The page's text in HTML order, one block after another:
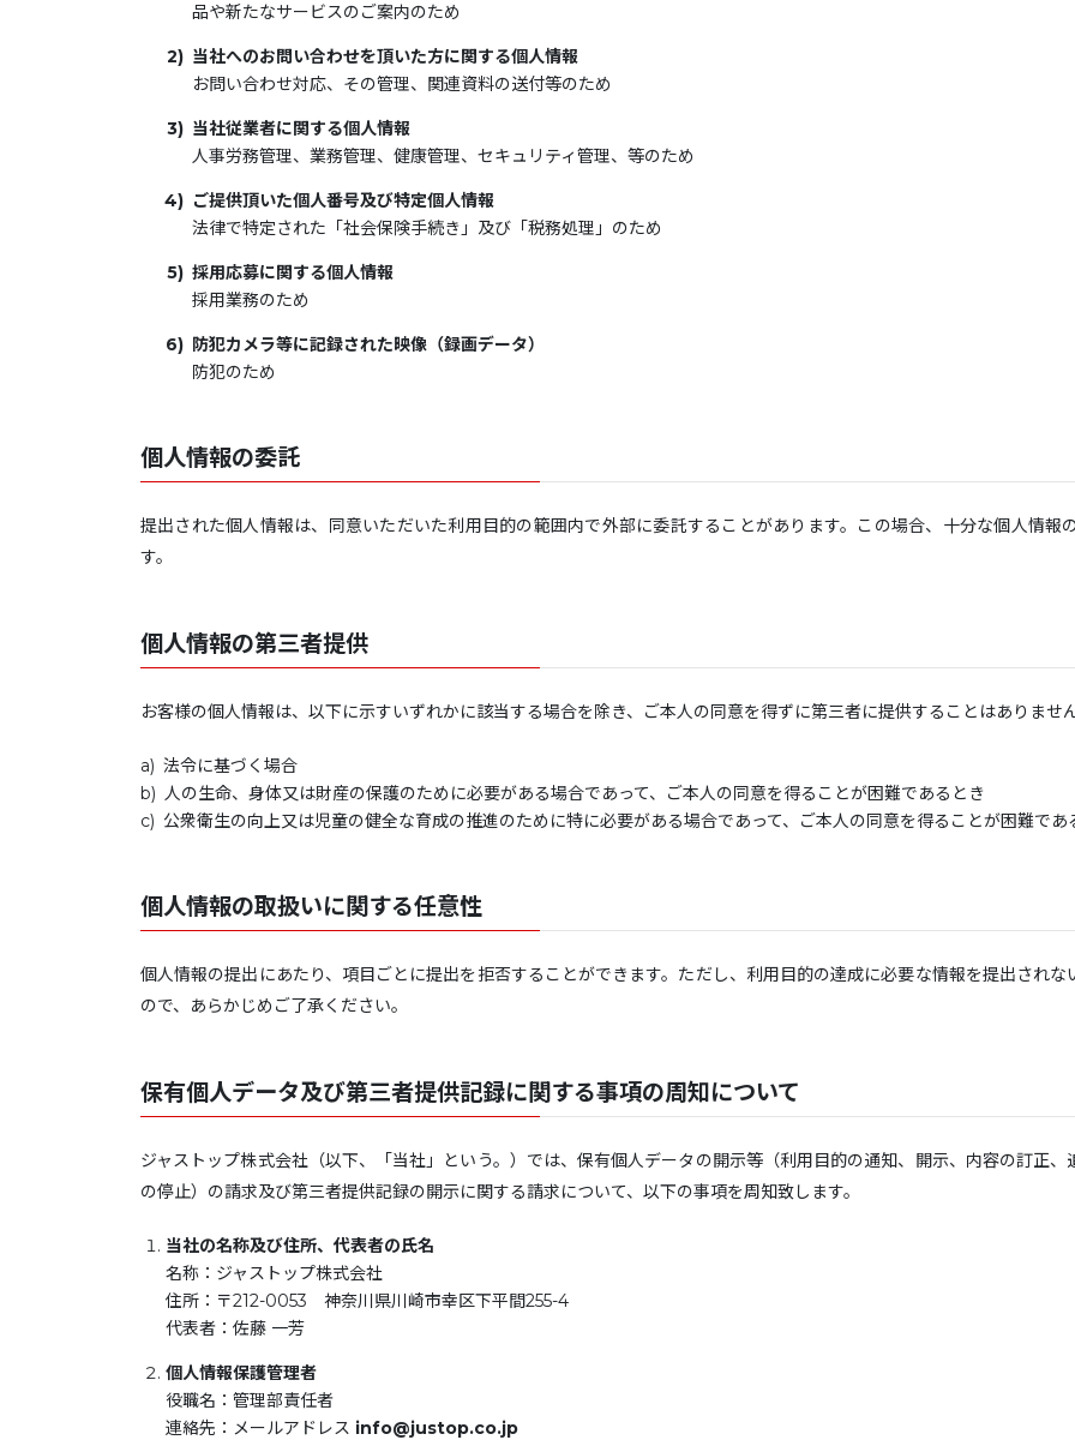
品や新たなサービスのご案内のため
当社へのお問い合わせを頂いた方に関する個人情報
お問い合わせ対応、その管理、関連資料の送付等のため
当社従業者に関する個人情報
人事労務管理、業務管理、健康管理、セキュリティ管理、等のため
ご提供頂いた個人番号及び特定個人情報
法律で特定された「社会保険手続き」及び「税務処理」のため
採用応募に関する個人情報
採用業務のため
防犯カメラ等に記録された映像（録画データ）
防犯のため
個人情報の委託
提出された個人情報は、同意いただいた利用目的の範囲内で外部に委託することがあります。この場合、十分な個人情報
す。
個人情報の第三者提供
お客様の個人情報は、以下に示すいずれかに該当する場合を除き、ご本人の同意を得ずに第三者に提供することはありません
法令に基づく場合
人の生命、身体又は財産の保護のために必要がある場合であって、ご本人の同意を得ることが困難であるとき
公衆衛生の向上又は児童の健全な育成の推進のために特に必要がある場合であって、ご本人の同意を得ることが困難であ
個人情報の取扱いに関する任意性
個人情報の提出にあたり、項目ごとに提出を拒否することができます。ただし、利用目的の達成に必要な情報を提出され
ので、あらかじめご了承ください。
保有個人データ及び第三者提供記録に関する事項の周知について
ジャストップ株式会社（以下、「当社」という。）では、保有個人データの開示等（利用目的の通知、開示、内容の訂正
の停止）の請求及び第三者提供記録の開示に関する請求について、以下の事項を周知致します。
当社の名称及び住所、代表者の氏名
名称：ジャストップ株式会社
住所：〒212-0053 神奈川県川崎市幸区下平間255-4
代表者：佐藤 一芳
個人情報保護管理者
役職名：管理部責任者
連絡先：メールアドレス info@justop.co.jp